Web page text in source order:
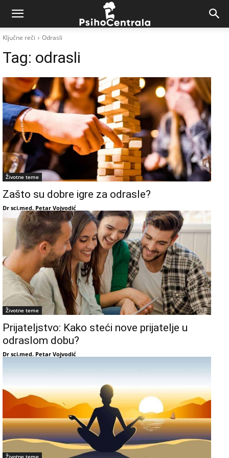
Ključne reči Odrasli
Tag: odrasli
Životne teme
Zašto su dobre igre za odrasle?
Dr sci.med. Petar Vojvodić
Životne teme
Prijateljstvo: Kako steći nove prijatelje u
odraslom dobu?
Dr sci.med. Petar Vojvodić
Životne teme